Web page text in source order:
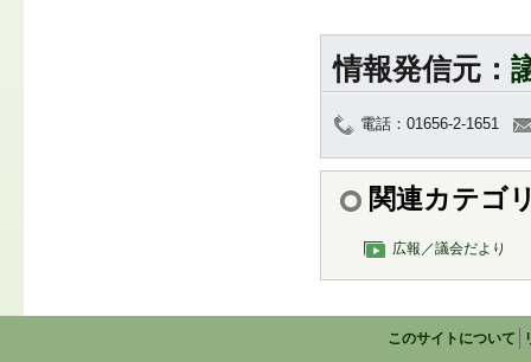
情報発信元：
電話：01656-2-1651
関連カテゴ
広報／議会だより
このサイトについて